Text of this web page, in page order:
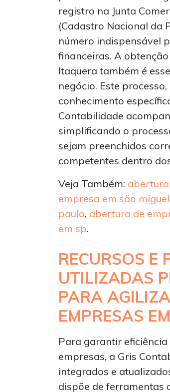
registro na Junta
(Cadastro Nacional da
número indispensável
financeiras. A
Itaquera também é
negócio. Este
conhecimento
Contabilidade
simplificando o
sejam preenchidos
competentes dentro
Veja Também:
empresa em são
paulo, abertura de
em sp.
RECURSOS E
UTILIZADAS
PARA
EMPRESAS
Para garantir
empresas, a Gris
integrados e
dispõe de ferramentas